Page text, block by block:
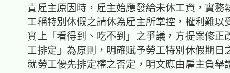
責雇主原因時，雇主始應發給未休工資，實務
工稱特別休假之請休為雇主所掌控，權利難以
實上「看得到、吃不到」之爭議，方提案修正
工排定」為原則，明確賦予勞工特別休假期日
就勞工優先排定權之否定，明文應由雇主負舉